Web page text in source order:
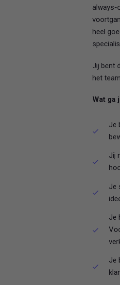
always-
heel
Jij bent
het
Wat ga
Je
Jij
Je
Je
Je